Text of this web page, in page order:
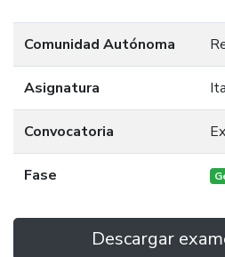
Comunidad Autónoma
Asignatura
Convocatoria
Fase
Descargar